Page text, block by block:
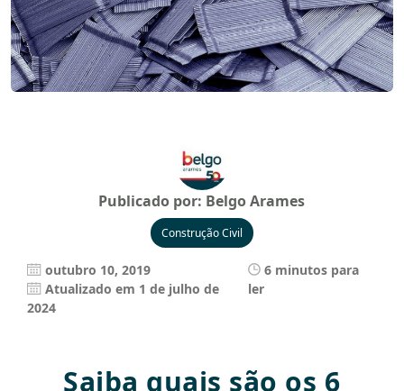
Publicado por: Belgo Arames
Construção Civil
outubro 10, 2019
Atualizado em 1 de julho de
2024
6 minutos para
ler
Saiba quais são os 6